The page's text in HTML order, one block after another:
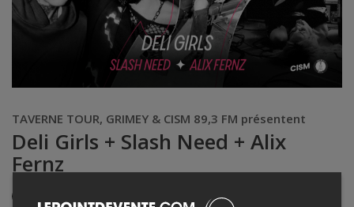
TAVERNE TOUR, GRIMEY & CISM 89,3 FM présentent
Deli Girls + Slash Need + Alix
Fernz